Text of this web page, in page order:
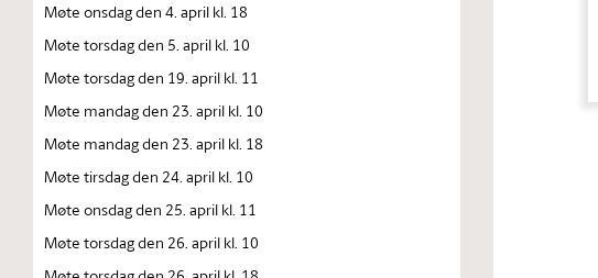
Møte onsdag den 4. april kl. 18
Møte torsdag den 5. april kl. 10
Møte torsdag den 19. april kl. 11
Møte mandag den 23. april kl. 10
Møte mandag den 23. april kl. 18
Møte tirsdag den 24. april kl. 10
Møte onsdag den 25. april kl. 11
Møte torsdag den 26. april kl. 10